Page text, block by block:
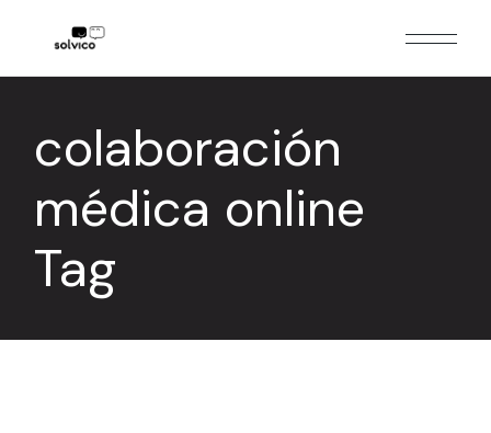
content
colaboración
médica online
Tag